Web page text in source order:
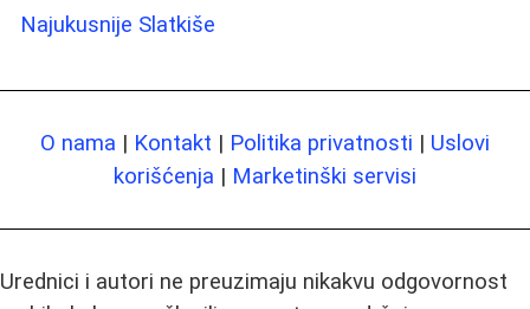
Najukusnije Slatkiše
O nama | Kontakt | Politika privatnosti | Uslovi
korišćenja | Marketinški servisi
Urednici i autori ne preuzimaju nikakvu odgovornost